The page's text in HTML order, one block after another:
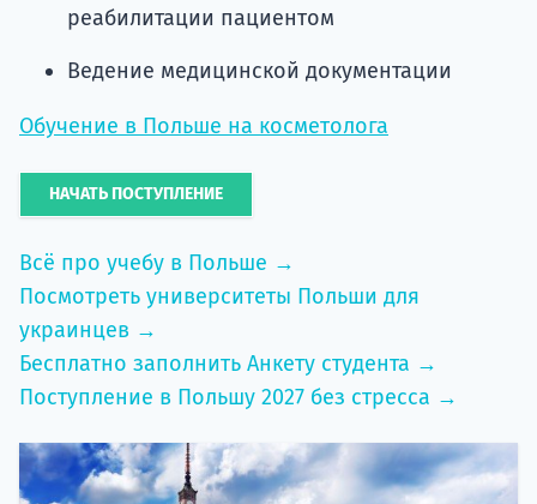
реабилитации пациентом
Ведение медицинской документации
Обучение в Польше на косметолога
НАЧАТЬ ПОСТУПЛЕНИЕ
Всё про учебу в Польше →
Посмотреть университеты Польши для
украинцев →
Бесплатно заполнить Анкету студента →
Поступление в Польшу 2027 без стресса →